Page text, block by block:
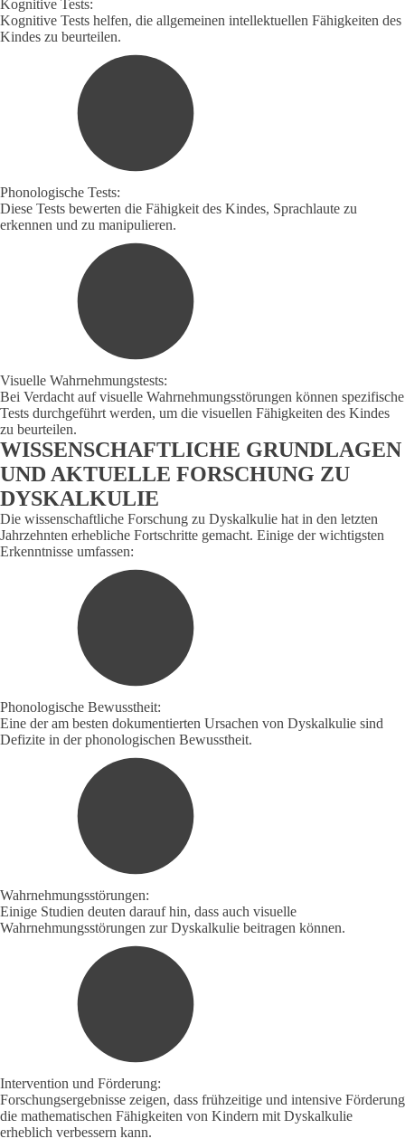
Kognitive Tests:
Kognitive Tests helfen, die allgemeinen intellektuellen Fähigkeiten des
Kindes zu beurteilen.
Phonologische Tests:
Diese Tests bewerten die Fähigkeit des Kindes, Sprachlaute zu
erkennen und zu manipulieren.
Visuelle Wahrnehmungstests:
Bei Verdacht auf visuelle Wahrnehmungsstörungen können spezifische
Tests durchgeführt werden, um die visuellen Fähigkeiten des Kindes
zu beurteilen.
WISSENSCHAFTLICHE GRUNDLAGEN
UND AKTUELLE FORSCHUNG ZU
DYSKALKULIE
Die wissenschaftliche Forschung zu Dyskalkulie hat in den letzten
Jahrzehnten erhebliche Fortschritte gemacht. Einige der wichtigsten
Erkenntnisse umfassen:
Phonologische Bewusstheit:
Eine der am besten dokumentierten Ursachen von Dyskalkulie sind
Defizite in der phonologischen Bewusstheit.
Wahrnehmungsstörungen:
Einige Studien deuten darauf hin, dass auch visuelle
Wahrnehmungsstörungen zur Dyskalkulie beitragen können.
Intervention und Förderung:
Forschungsergebnisse zeigen, dass frühzeitige und intensive Förderung
die mathematischen Fähigkeiten von Kindern mit Dyskalkulie
erheblich verbessern kann.